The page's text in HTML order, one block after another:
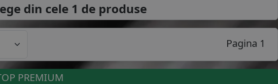
din cele 1 de produse
Pagina 1
PREMIUM